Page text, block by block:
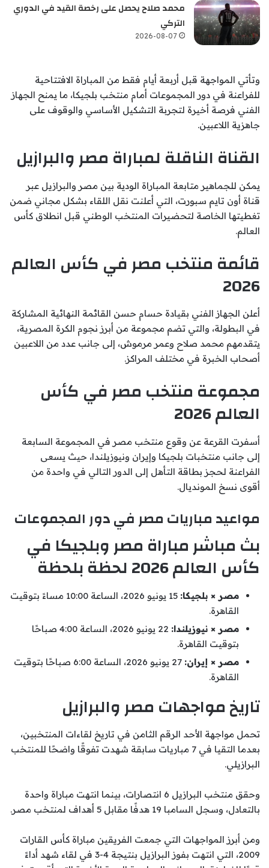
محمد صلاح يحصل على رخصة القيد في الدوري
التركي
2026-08-07
وتأتي المواجهة قبل أربعة أيام فقط من المباراة الافتتاحية
للفراعنة في دور المجموعات أمام منتخب بلجيكا، ما يمنح الجهاز
الفني فرصة أخيرة لتجربة التشكيل الأساسي والوقوف على
جاهزية اللاعبين.
القناة الناقلة لمباراة مصر والبرازيل
يمكن للجماهير متابعة المباراة الودية بين مصر والبرازيل عبر
قناة أون تايم سبورت، التي أعلنت نقل اللقاء بشكل مجاني ضمن
تغطيتها الخاصة لتحضيرات المنتخب الوطني قبل انطلاق كأس
العالم.
قائمة منتخب مصر في كأس العالم
2026
أعلن الجهاز الفني بقيادة حسام حسن القائمة النهائية المشاركة
في البطولة، والتي تضم مجموعة من أبرز نجوم الكرة المصرية،
يتقدمهم محمد صلاح وعمر مرموش، إلى جانب عدد من اللاعبين
أصحاب الخبرة في مختلف المراكز.
مجموعة منتخب مصر في كأس
العالم 2026
أسفرت القرعة عن وقوع منتخب مصر في المجموعة السابعة
إلى جانب منتخبات بلجيكا وإيران ونيوزيلندا، حيث يسعى
الفراعنة لحجز بطاقة التأهل إلى الدور التالي في واحدة من
أقوى نسخ المونديال.
مواعيد مباريات مصر في دور المجموعات
بث مباشر مباراة مصر وبلجيكا في
كأس العالم 2026 لحظة بلحظة
مصر × بلجيكا:
15 يونيو 2026، الساعة 10:00 مساءً بتوقيت
القاهرة.
مصر × نيوزيلندا:
22 يونيو 2026، الساعة 4:00 صباحًا
بتوقيت القاهرة.
مصر × إيران:
27 يونيو 2026، الساعة 6:00 صباحًا بتوقيت
القاهرة.
تاريخ مواجهات مصر والبرازيل
تحمل مواجهة الأحد الرقم الثامن في تاريخ لقاءات المنتخبين،
بعدما التقيا في 7 مباريات سابقة شهدت تفوقًا واضحًا للمنتخب
البرازيلي.
وحقق منتخب البرازيل 6 انتصارات، بينما انتهت مباراة واحدة
بالتعادل، وسجل السامبا 19 هدفًا مقابل 5 أهداف لمنتخب مصر.
ومن أبرز المواجهات التي جمعت الفريقين مباراة كأس القارات
2009، التي انتهت بفوز البرازيل بنتيجة 4-3 في لقاء شهد أداءً